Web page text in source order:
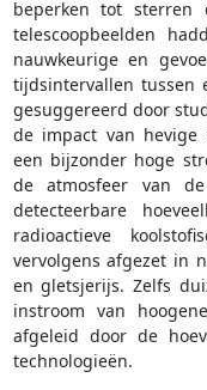
beperken tot
telescoopbeelden
nauwkeurige en
tijdsintervallen tussen
gesuggereerd door
de impact van hevige
een bijzonder hoge
de atmosfeer van
detecteerbare
radioactieve
vervolgens afgezet in
en gletsjerijs. Zelfs
instroom van
afgeleid door de
technologieën.